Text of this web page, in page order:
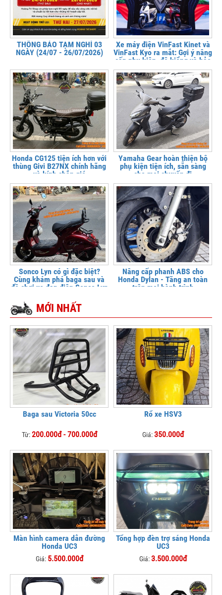
THÔNG BÁO TẠM NGHỈ 03
NGÀY (24/07 - 26/07/2026)
Xe máy điện VinFast Kinet và
VinFast Kyo ra mắt: Gợi ý nâng
cấp phụ kiện, độ kiểng và bảo
vệ xe tại
Honda CG125 tiện ích hơn với
thùng Givi B27NX chính hãng
và kính chắn gió
Yamaha Gear hoàn thiện bộ
phụ kiện tiện ích, sẵn sàng
cho mọi chuyến đi
Sonco Lyn có gì đặc biệt?
Cùng khám phá baga sau và
đồ chơi xe đạp điện Sonco Lyn
Nâng cấp phanh ABS cho
Honda Dylan - Tăng an toàn
trên mọi hành trình
MỚI NHẤT
Baga sau Victoria 50cc
Từ:200.000đ - 700.000đ
Rổ xe HSV3
Giá:350.000đ
Màn hình camera dẫn đường
Honda UC3
Giá: 5.500.000đ
Tổng hợp đèn trợ sáng Honda
UC3
Giá:3.500.000đ